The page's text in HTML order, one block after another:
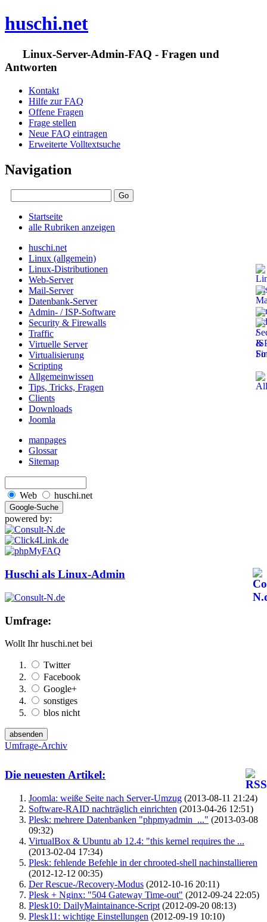
huschi.net
Linux-Server-Admin-FAQ - Fragen und
Antworten
Kontakt
Hilfe zur FAQ
Offene Fragen
Frage stellen
Neue FAQ eintragen
Erweiterte Volltextsuche
Navigation
Startseite
alle Rubriken anzeigen
huschi.net
Linux (allgemein)
Linux-Distributionen
Web-Server
Mail-Server
Datenbank-Server
Admin- / ISP-Software
Security & Firewalls
Traffic
Virtuelle Server
Virtualisierung
Scripting
Allgemeinwissen
Tips, Tricks, Fragen
Clients
Downloads
Joomla
manpages
Glossar
Sitemap
Web huschi.net
powered by:
Huschi als Linux-Admin
Umfrage:
Wollt Ihr huschi.net bei
Twitter
Facebook
Google+
sonstiges
blos nicht
Umfrage-Archiv
Die neuesten Artikel:
Joomla: weiße Seite nach Server-Umzug (2013-08-11 21:24)
Software-RAID nachträglich einrichten (2013-04-26 12:51)
Plesk: mehrere Datenbanken "phpmyadmin_..." (2013-03-08
09:32)
VirtualBox & Ubuntu ab 12.4: "this kernel requires the ...
(2013-02-04 17:34)
Plesk: fehlende Befehle in der chrooted-shell nachinstallieren
(2012-12-12 00:35)
Der Rescue-/Recovery-Modus (2012-10-16 20:11)
Plesk + Nginx: "504 Gateway Time-out" (2012-09-24 22:05)
Plesk10: DailyMaintainance-Script (2012-09-20 08:13)
Plesk11: wichtige Einstellungen (2012-09-19 10:10)